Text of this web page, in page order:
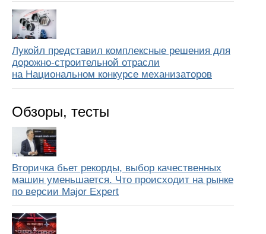
Лукойл представил комплексные решения для
дорожно-строительной отрасли
на Национальном конкурсе механизаторов
Обзоры, тесты
Вторичка бьет рекорды, выбор качественных
машин уменьшается. Что происходит на рынке
по версии Major Expert